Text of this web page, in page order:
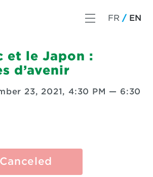
FR EN
et le Japon :
d’avenir
23, 2021, 4:30 PM — 6:30
Canceled